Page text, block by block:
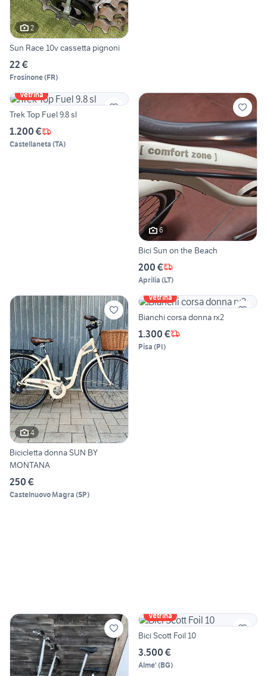
2
Sun Race 10v cassetta pignoni
22 €
Frosinone(FR)
Vetrina
Trek Top Fuel 9.8 sl
1.200 €
Castellaneta (TA)
6
Bici Sun on the Beach
200 €
Aprilia (LT)
4
Bicicletta donna SUN BY
MONTANA
250 €
Castelnuovo Magra (SP)
Vetrina
Bianchi corsa donna rx2
1.300 €
Pisa (PI)
Vetrina
Bici Scott Foil 10
3.500 €
Alme' (BG)